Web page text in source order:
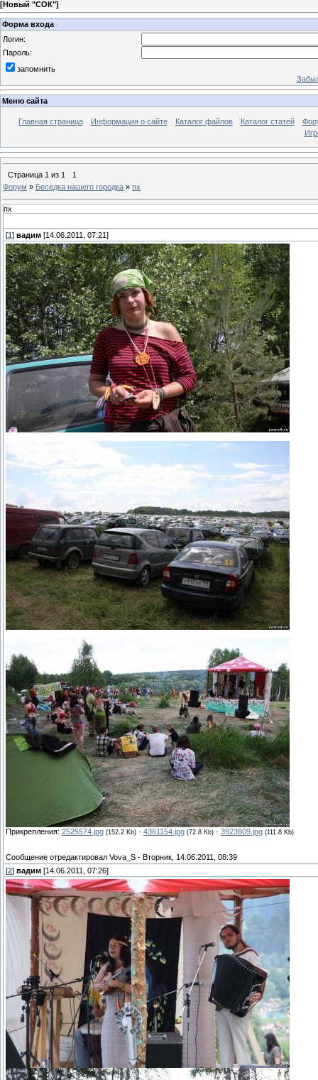
[Новый "СОК"]
Форма входа
Логин:
Пароль:
запомнить
Меню сайта
Главная страница Информация о сайте Каталог файлов Каталог статей
Страница 1 из 1
1
Форум » Беседка нашего городка » пх
пх
[1 ] вадим [14.06.2011, 07:21]
Прикрепления: 2525574.jpg (152.2 Kb) · 4361154.jpg (72.8 Kb) · 3923809.jpg (111.8 Kb)
Сообщение отредактировал Vova_S - Вторник, 14.06.2011, 08:39
[2] вадим [14.06.2011, 07:26]